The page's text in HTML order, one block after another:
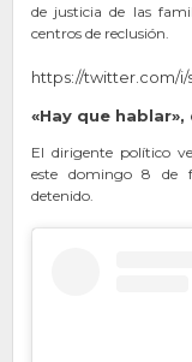
de justicia de las
centros de reclusión.
https://twitter.com/i/
«Hay que
El dirigente político
este domingo 8 de
detenido.